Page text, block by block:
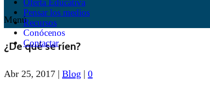
Pensar los medios
Recursos
Conócenos
Contactar
Menú
¿De qué se ríen?
Abr 25, 2017 | Blog | 0